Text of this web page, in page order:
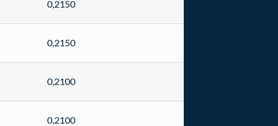
0,2150
0,2150
0,2100
0,2100